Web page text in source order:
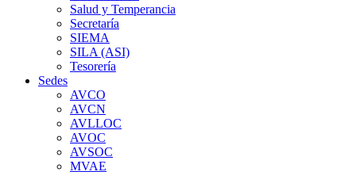
Salud y Temperancia
Secretaría
SIEMA
SILA (ASI)
Tesorería
Sedes
AVCO
AVCN
AVLLOC
AVOC
AVSOC
MVAE